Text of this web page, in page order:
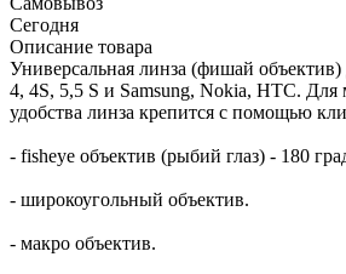
Сегодня
Описание товара
Универсальная линза (фишай
4, 4S, 5,5 S и Samsung, Nokia, HTC. Для
удобства линза крепится с помощью
- fisheye объектив (рыбий глаз) - 180
- широкоугольный объектив.
- макро объектив.